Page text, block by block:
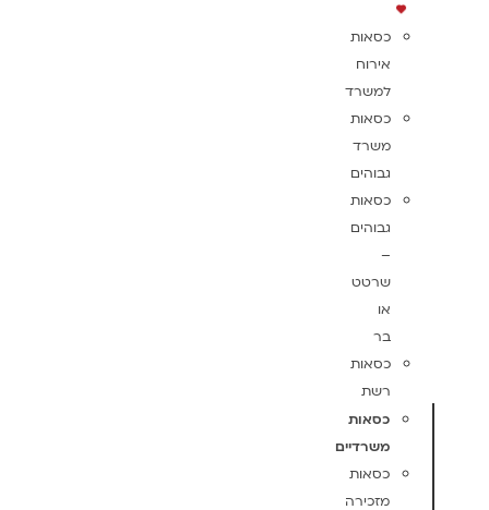
כסאות
אירוח
למשרד
כסאות
משרד
גבוהים
כסאות
גבוהים
–
שרטט
או
בר
כסאות
רשת
כסאות
משרדיים
כסאות
מזכירה